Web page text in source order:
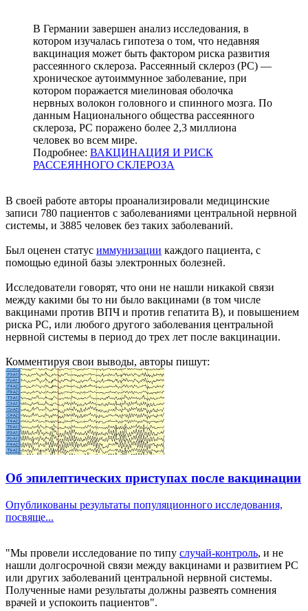
В Германии завершен анализ исследования, в
котором изучалась гипотеза о том, что недавняя
вакцинация может быть фактором риска развития
рассеянного склероза. Рассеянный склероз (РС) —
хроническое аутоиммунное заболевание, при
котором поражается миелиновая оболочка
нервных волокон головного и спинного мозга. По
данным Национального общества рассеянного
склероза, РС поражено более 2,3 миллиона
человек во всем мире.
Подробнее: ВАКЦИНАЦИЯ И РИСК
РАССЕЯННОГО СКЛЕРОЗА
В своей работе авторы проанализировали медицинские
записи 780 пациентов с заболеваниями центральной нервной
системы, и 3885 человек без таких заболеваний.
Был оценен статус иммунизации каждого пациента, с
помощью единой базы электронных болезней.
Исследователи говорят, что они не нашли никакой связи
между какими бы то ни было вакцинами (в том числе
вакцинами против ВПЧ и против гепатита В), и повышением
риска РС, или любого другого заболевания центральной
нервной системы в период до трех лет после вакцинации.
Комментируя свои выводы, авторы пишут:
Об эпилептических приступах после вакцинации
Опубликованы результаты популяционного исследования,
посвяще...
"Мы провели исследование по типу случай-контроль, и не
нашли долгосрочной связи между вакцинами и развитием РС
или других заболеваний центральной нервной системы.
Полученные нами результаты должны развеять сомнения
врачей и успокоить пациентов".